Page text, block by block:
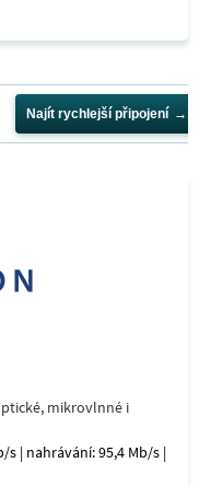
Najít rychlejší připojení
mikrovlnné i
s | nahrávání: 95,4 Mb/s |